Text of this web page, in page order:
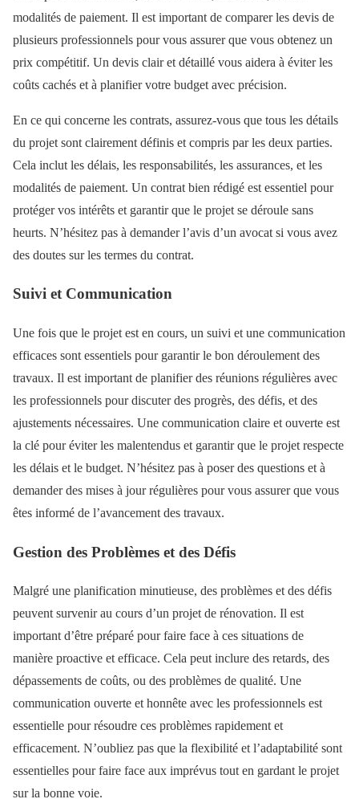
modalités de paiement. Il est important de comparer les devis de
plusieurs professionnels pour vous assurer que vous obtenez un
prix compétitif. Un devis clair et détaillé vous aidera à éviter les
coûts cachés et à planifier votre budget avec précision.
En ce qui concerne les contrats, assurez-vous que tous les détails
du projet sont clairement définis et compris par les deux parties.
Cela inclut les délais, les responsabilités, les assurances, et les
modalités de paiement. Un contrat bien rédigé est essentiel pour
protéger vos intérêts et garantir que le projet se déroule sans
heurts. N’hésitez pas à demander l’avis d’un avocat si vous avez
des doutes sur les termes du contrat.
Suivi et Communication
Une fois que le projet est en cours, un suivi et une communication
efficaces sont essentiels pour garantir le bon déroulement des
travaux. Il est important de planifier des réunions régulières avec
les professionnels pour discuter des progrès, des défis, et des
ajustements nécessaires. Une communication claire et ouverte est
la clé pour éviter les malentendus et garantir que le projet respecte
les délais et le budget. N’hésitez pas à poser des questions et à
demander des mises à jour régulières pour vous assurer que vous
êtes informé de l’avancement des travaux.
Gestion des Problèmes et des Défis
Malgré une planification minutieuse, des problèmes et des défis
peuvent survenir au cours d’un projet de rénovation. Il est
important d’être préparé pour faire face à ces situations de
manière proactive et efficace. Cela peut inclure des retards, des
dépassements de coûts, ou des problèmes de qualité. Une
communication ouverte et honnête avec les professionnels est
essentielle pour résoudre ces problèmes rapidement et
efficacement. N’oubliez pas que la flexibilité et l’adaptabilité sont
essentielles pour faire face aux imprévus tout en gardant le projet
sur la bonne voie.